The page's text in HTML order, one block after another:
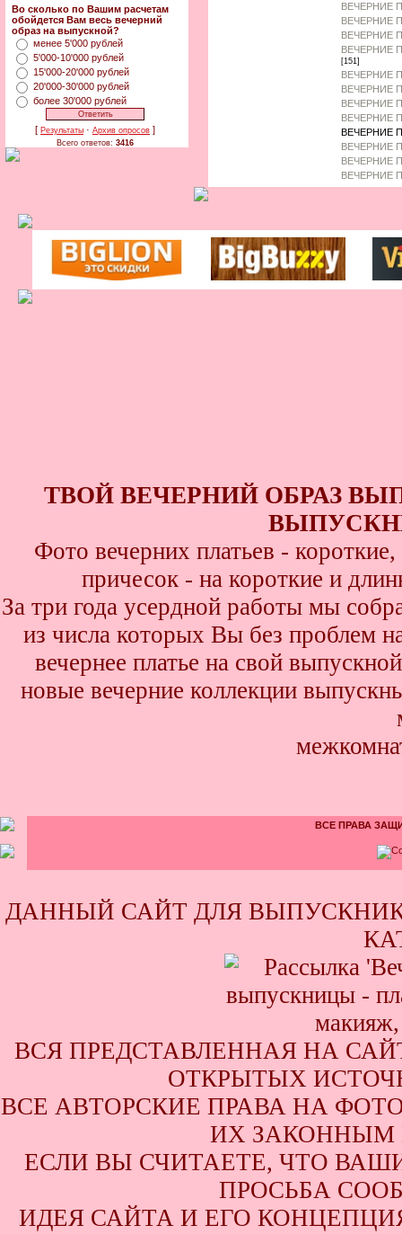
Во сколько по Вашим расчетам
обойдется Вам весь вечерний
образ на выпускной?
менее 5'000 рублей
5'000-10'000 рублей
15'000-20'000 рублей
20'000-30'000 рублей
более 30'000 рублей
[ Результаты · Архив опросов ]
Всего ответов: 3416
ВЕЧЕРНИЕ
ВЕЧЕРНИЕ
ВЕЧЕРНИЕ
ВЕЧЕРНИЕ
[151]
ВЕЧЕРНИЕ
ВЕЧЕРНИЕ
ВЕЧЕРНИЕ
ВЕЧЕРНИЕ
ВЕЧЕРНИЕ
ВЕЧЕРНИЕ
ВЕЧЕРНИЕ
ВЕЧЕРНИЕ
ТВОЙ ВЕЧЕРНИЙ ОБРАЗ
Фото вечерних платьев -
причесок - на короткие и
За три года усердной работы мы
из числа которых Вы без проблем
вечернее платье на свой
новые вечерние коллекции
ВСЕ ПРАВА
ДАННЫЙ САЙТ ДЛЯ
ВСЯ ПРЕДСТАВЛЕННАЯ НА
ОТКРЫТЫХ
ВСЕ АВТОРСКИЕ ПРАВА НА
ИХ ЗАКОННЫМ
ЕСЛИ ВЫ СЧИТАЕТЕ, ЧТО
ПРОСЬБА
ИДЕЯ САЙТА И ЕГО КОНЦЕПЦИЯ